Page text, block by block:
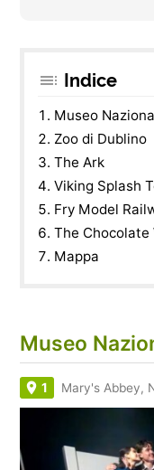
Indice
Museo
Zoo di Dublino
The Ark
Viking Splash
Fry Model
The Chocolate
Mappa
Museo
1 Mary's Abbey,